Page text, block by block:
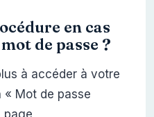
en cas
de passe ?
à accéder à votre
« Mot de passe